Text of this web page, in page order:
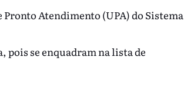
Pronto Atendimento (UPA) do Sistema
pois se enquadram na lista de